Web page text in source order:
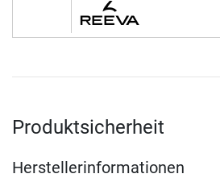
Produktsicherheit
Herstellerinformationen